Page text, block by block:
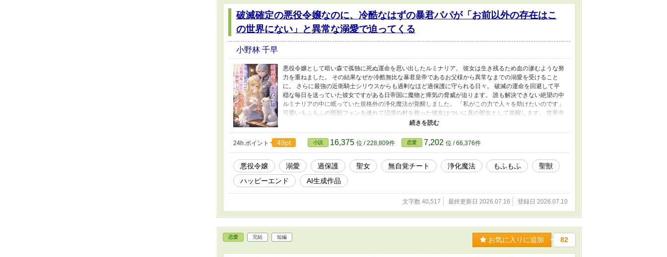
破滅確定の悪役令嬢なのに、冷酷なはずの暴君パパが「お前以外の存在はこ
の世界にない」と異常な溺愛で迫ってくる
小野林 千早
悪役令嬢として暗い森で孤独に死ぬ運命を思い出したルミナリア。 彼女は生き残るため血の滲むような努
力を重ねました。 その結果なぜか冷酷無比な暴君皇帝であるお父様から異常なまでの溺愛を受けること
に。 さらに最強の近衛騎士シリウスからも過剰なほど過保護に守られる日々。 破滅の運命を回避して平
穏な毎日を送っていた彼女ですがある日帝国に魔物と瘴気の脅威が迫ります。 誰も解決できない絶望の中
ルミナリアの中に眠っていた規格外の浄化魔法が覚醒しました。 「私がこの力で人々を助けたいのです」
可愛いもふもふの聖獣フェンを連れて辺境の村を救った彼女はついに真の聖女として覚醒します。 世界中
から求婚状が殺到しますが過保護なお父様と騎士様が許すはずもなく。 無自覚チートな令嬢が溺愛されな
がら光を放つストレスフリーな王道ファンタジー開幕です。
24h.ポイント
49pt 小説 16,375 位 / 228,809件 恋愛 7,202 位 / 66,376件
悪役令嬢 溺愛 過保護 聖女 無自覚チート 浄化魔法 もふもふ
聖獣
ハッピーエンド
AI生成作品
文字数 40,517 最終更新日 2026.07.16 登録日 2026.07.10
恋愛 完結 短編 お気に入りに追加 82